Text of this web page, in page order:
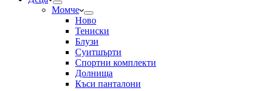
Момче
Ново
Тениски
Блузи
Суитшърти
Спортни комплекти
Долнища
Къси панталони